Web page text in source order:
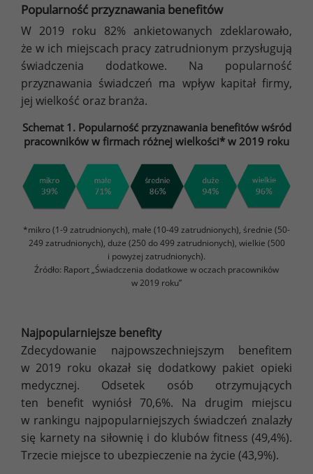
Popularność przyznawania benefitów
W 2019 roku 82% ankietowanych zdeklarowało,
że w ich miejscach pracy zatrudnionym przysługują
świadczenia dodatkowe. Na popularność
przyznawania świadczeń ma wpływ kapitał firmy,
jej wielkość oraz branża.
Schemat 1. Popularność przyznawania benefitów wśród
pracowników w firmach różnej wielkości* w 2019 roku
*mikro (1-9 zatrudnionych), małe (10-49 zatrudnionych), średnie (50-
249 zatrudnionych), duże (250 do 499 zatrudnionych), wielkie (500
i powyżej zatrudnionych).
Źródło: Raport „Świadczenia dodatkowe w oczach pracowników
w 2019 roku”
Najpopularniejsze benefity
Zdecydowanie najpowszechniejszym benefitem
w 2019 roku okazał się dodatkowy pakiet opieki
medycznej. Odsetek osób otrzymujących
ten benefit wyniósł 70,6%. Na drugim miejscu
w rankingu najpopularniejszych świadczeń znalazły
się karnety na siłownię i do klubów fitness (49,4%).
Trzecie miejsce to ubezpieczenie na życie (43,9%).